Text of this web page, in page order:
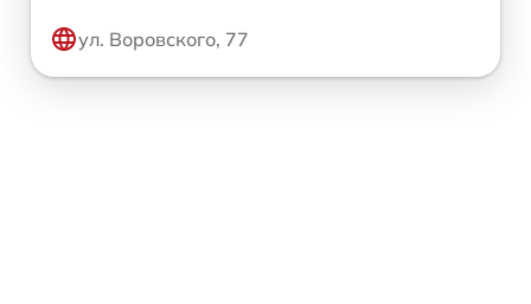
ул. Воровского, 77